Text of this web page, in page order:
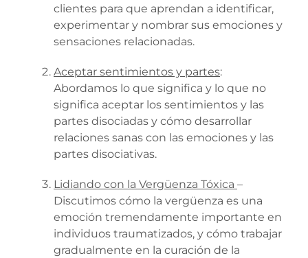
clientes para que aprendan a identificar,
experimentar y nombrar sus emociones y
sensaciones relacionadas.
Aceptar sentimientos y partes:
Abordamos lo que significa y lo que no
significa aceptar los sentimientos y las
partes disociadas y cómo desarrollar
relaciones sanas con las emociones y las
partes disociativas.
Lidiando con la Vergüenza Tóxica –
Discutimos cómo la vergüenza es una
emoción tremendamente importante en
individuos traumatizados, y cómo trabajar
gradualmente en la curación de la